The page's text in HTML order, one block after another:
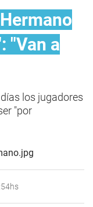
"Van a
los jugadores
"por